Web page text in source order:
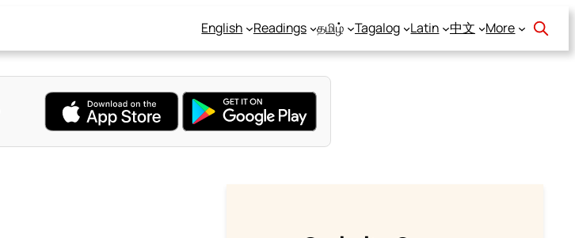
English Readings தமிழ் Tagalog Latin 中文 More